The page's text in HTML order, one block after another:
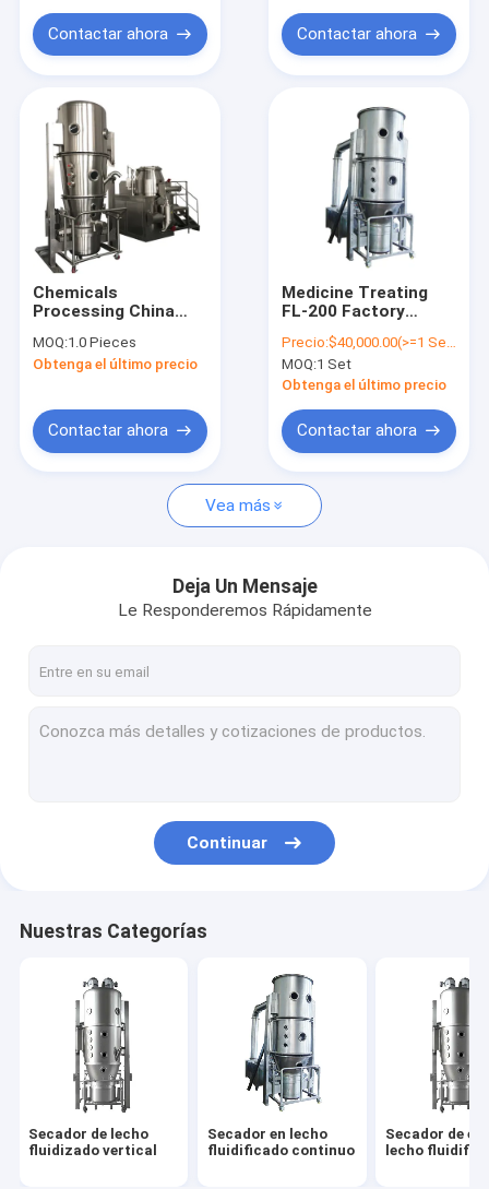
Productos
Sobre nosotros
Contacto
Secador en lecho fluidificado continuo
Secador de espray en lecho fluidificado
Secador en lecho fluidificado horizontal
Secador en lecho fluidificado vibrante
Secador de lecho de líquido estático
Una máquina más seca de la cama flúida
Contactar ahora
Granulating
Granulator
Contactar ahora
Chemicals
Processing China
Equipment Fluid Bed
Granulating Dryer
MOQ:1.0 Pieces
Obtenga el último precio
Contactar ahora
Medicine Treating
FL-200 Factory
Performance Vertical
Fluid Bed Dryer Price
Precio:$40,000.00(>=1 Sets)
MOQ:1 Set
Obtenga el último precio
Contactar ahora
Vea más
Deja Un Mensaje
Le Responderemos Rápidamente
Continuar
Nuestras Categorías
Secador de lecho
fluidizado vertical
Secador en lecho
fluidificado continuo
Secador de
lecho